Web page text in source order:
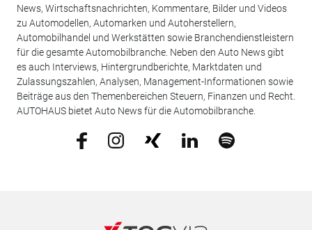
News, Wirtschaftsnachrichten, Kommentare, Bilder und Videos
zu Automodellen, Automarken und Autoherstellern,
Automobilhandel und Werkstätten sowie Branchendienstleistern
für die gesamte Automobilbranche. Neben den Auto News gibt
es auch Interviews, Hintergrundberichte, Marktdaten und
Zulassungszahlen, Analysen, Management-Informationen sowie
Beiträge aus den Themenbereichen Steuern, Finanzen und Recht.
AUTOHAUS bietet Auto News für die Automobilbranche.